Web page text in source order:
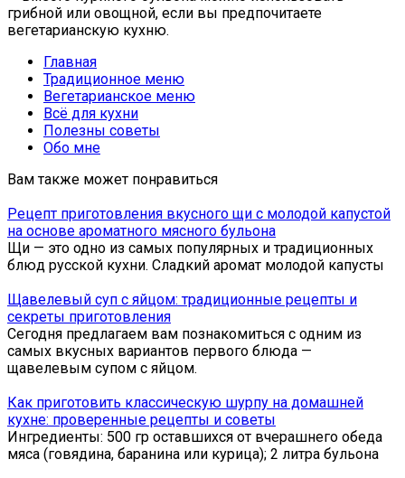
грибной или овощной, если вы предпочитаете
вегетарианскую кухню.
Главная
Традиционное меню
Вегетарианское меню
Всё для кухни
Полезны советы
Обо мне
Вам также может понравиться
Рецепт приготовления вкусного щи с молодой капустой
на основе ароматного мясного бульона
Щи — это одно из самых популярных и традиционных
блюд русской кухни. Сладкий аромат молодой капусты
Щавелевый суп с яйцом: традиционные рецепты и
секреты приготовления
Сегодня предлагаем вам познакомиться с одним из
самых вкусных вариантов первого блюда —
щавелевым супом с яйцом.
Как приготовить классическую шурпу на домашней
кухне: проверенные рецепты и советы
Ингредиенты: 500 гр оставшихся от вчерашнего обеда
мяса (говядина, баранина или курица); 2 литра бульона